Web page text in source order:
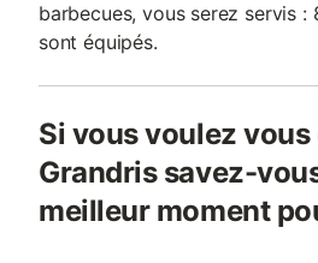
barbecues, vous serez servis :
sont équipés.
Si vous voulez vous
Grandris savez-
meilleur moment